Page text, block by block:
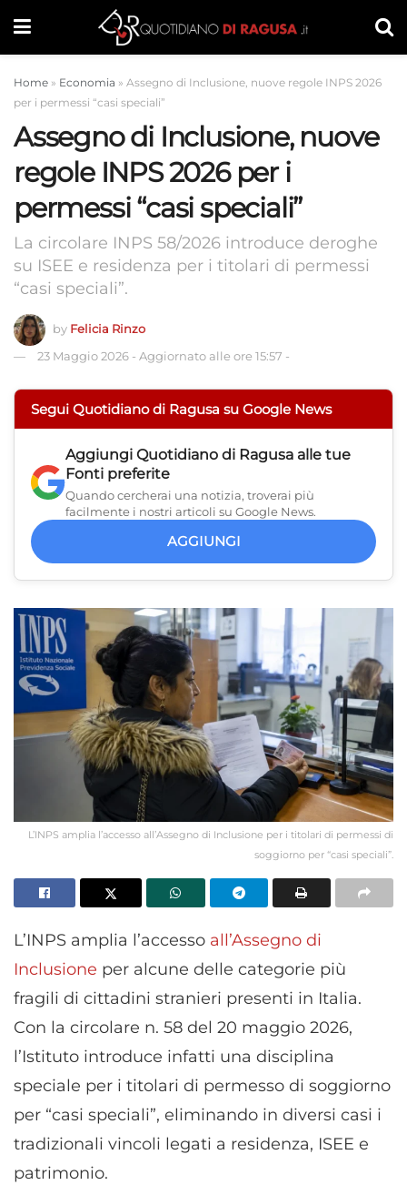
Home » Economia » Assegno di Inclusione, nuove regole INPS 2026
per i permessi “casi speciali”
Assegno di Inclusione, nuove
regole INPS 2026 per i
permessi “casi speciali”
La circolare INPS 58/2026 introduce deroghe
su ISEE e residenza per i titolari di permessi
“casi speciali”.
by Felicia Rinzo
23 Maggio 2026 - Aggiornato alle ore 15:57 -
Segui Quotidiano di Ragusa su Google News
Aggiungi Quotidiano di Ragusa alle tue
Fonti preferite
Quando cercherai una notizia, troverai più
facilmente i nostri articoli su Google News.
AGGIUNGI
L’INPS amplia l’accesso all’Assegno di Inclusione per i titolari di permessi di
soggiorno per “casi speciali”.
L’INPS amplia l’accesso all’Assegno di
Inclusione per alcune delle categorie più
fragili di cittadini stranieri presenti in Italia.
Con la circolare n. 58 del 20 maggio 2026,
l’Istituto introduce infatti una disciplina
speciale per i titolari di permesso di soggiorno
per “casi speciali”, eliminando in diversi casi i
tradizionali vincoli legati a residenza, ISEE e
patrimonio.